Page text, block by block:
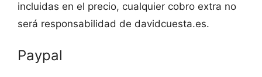
incluidas en el precio, cualquier cobro extra no
será responsabilidad de davidcuesta.es.
Paypal